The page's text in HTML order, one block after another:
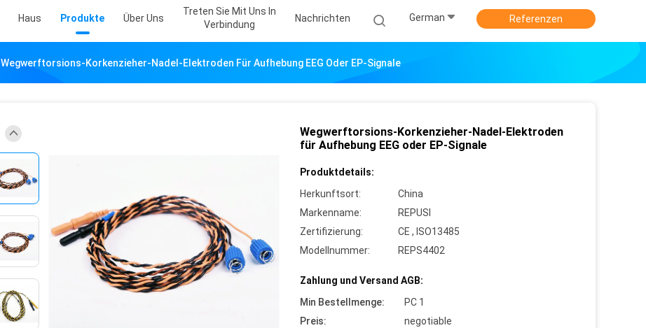
Haus Produkte Über Uns
Treten Sie Mit Uns In
Verbindung
Nachrichten German Referenzen
Wegwerftorsions-Korkenzieher-Nadel-Elektroden Für Aufhebung EEG Oder EP-Signale
Wegwerftorsions-Korkenzieher-Nadel-Elektroden
für Aufhebung EEG oder EP-Signale
Produktdetails:
Herkunftsort:
China
Markenname:
REPUSI
Zertifizierung:
CE , ISO13485
Modellnummer:
REPS4402
Zahlung und Versand AGB:
Min Bestellmenge:
PC 1
Preis:
negotiable